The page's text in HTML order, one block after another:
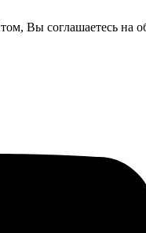
Вы соглашаетесь